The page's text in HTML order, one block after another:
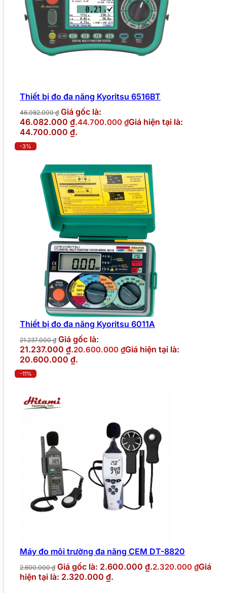
Thiết bị đo đa năng Kyoritsu 6516BT
46.082.000₫ Giá gốc là:
46.082.000 ₫.44.700.000 ₫Giá hiện tại là:
44.700.000 ₫.
-3%
Thiết bị đo đa năng Kyoritsu 6011A
21.237.000₫ Giá gốc là:
21.237.000 ₫.20.600.000 ₫Giá hiện tại là:
20.600.000 ₫.
-11%
Máy đo môi trường đa năng CEM DT-8820
2.600.000₫ Giá gốc là: 2.600.000 ₫.2.320.000 ₫Giá
hiện tại là: 2.320.000 ₫.